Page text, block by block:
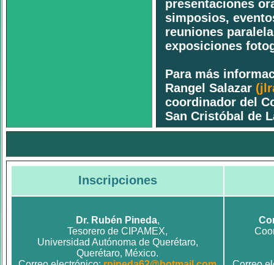
presentaciones
simposios,
reuniones
exposiciones
Para más
Rangel Salazar (
coordinador del
San Cristóbal de
Inscripciones
Dr. Rubén Pineda,
Tesorero de CIPAMEX,
Universidad Autónoma de Querétaro,
Querétaro, México.